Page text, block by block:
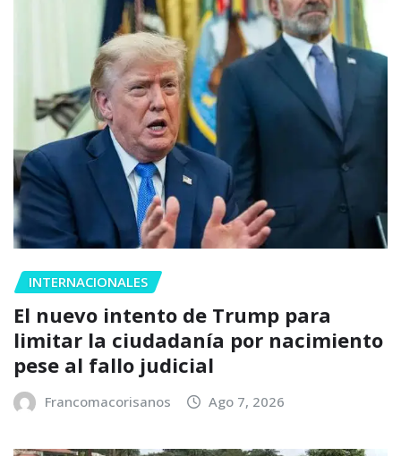
INTERNACIONALES
El nuevo intento de Trump para
limitar la ciudadanía por nacimiento
pese al fallo judicial
Francomacorisanos Ago 7, 2026